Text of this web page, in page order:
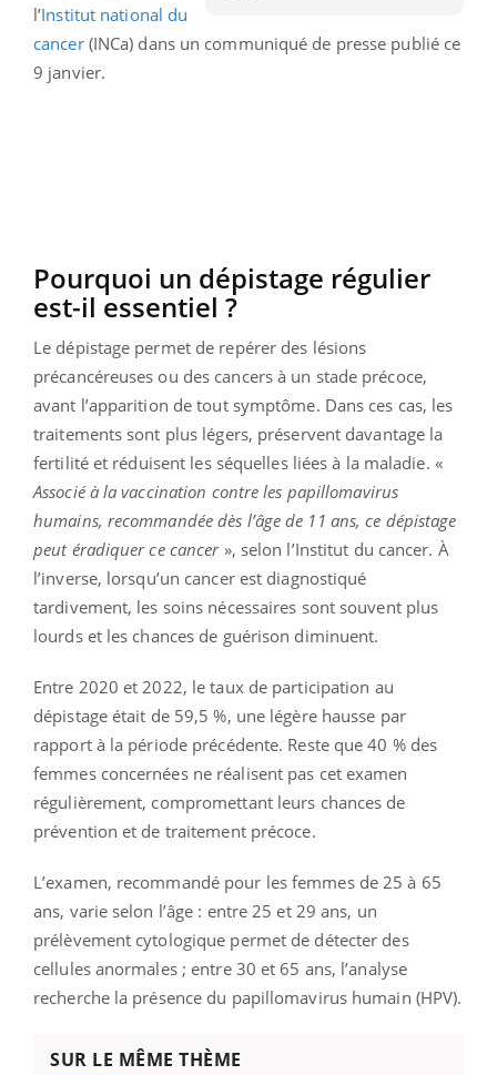
l’Institut national du
cancer(INCa) dans un communiqué de presse publié ce
9 janvier.
Pourquoi un dépistage régulier
est-il essentiel ?
Le dépistage permet de repérer des lésions
précancéreuses ou des cancers à un stade précoce,
avant l’apparition de tout symptôme. Dans ces cas, les
traitements sont plus légers, préservent davantage la
fertilité et réduisent les séquelles liées à la maladie. «
Associé à la vaccination contre les papillomavirus
humains, recommandée dès l’âge de 11 ans, ce dépistage
peut éradiquer ce cancer», selon l’Institut du cancer. À
l’inverse, lorsqu’un cancer est diagnostiqué
tardivement, les soins nécessaires sont souvent plus
lourds et les chances de guérison diminuent.
Entre 2020 et 2022, le taux de participation au
dépistage était de 59,5 %, une légère hausse par
rapport à la période précédente. Reste que 40 % des
femmes concernées ne réalisent pas cet examen
régulièrement, compromettant leurs chances de
prévention et de traitement précoce.
L’examen, recommandé pour les femmes de 25 à 65
ans, varie selon l’âge : entre 25 et 29 ans, un
prélèvement cytologique permet de détecter des
cellules anormales ; entre 30 et 65 ans, l’analyse
recherche la présence du papillomavirus humain (HPV).
SUR LE MÊME THÈME